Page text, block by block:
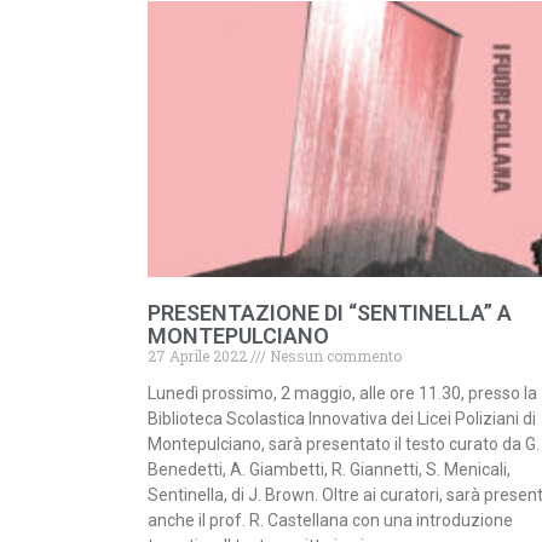
PRESENTAZIONE DI “SENTINELLA” A
MONTEPULCIANO
27 Aprile 2022
Nessun commento
Lunedì prossimo, 2 maggio, alle ore 11.30, presso la
Biblioteca Scolastica Innovativa dei Licei Poliziani di
Montepulciano, sarà presentato il testo curato da G.
Benedetti, A. Giambetti, R. Giannetti, S. Menicali,
Sentinella, di J. Brown. Oltre ai curatori, sarà
anche il prof. R. Castellana con una introduzione